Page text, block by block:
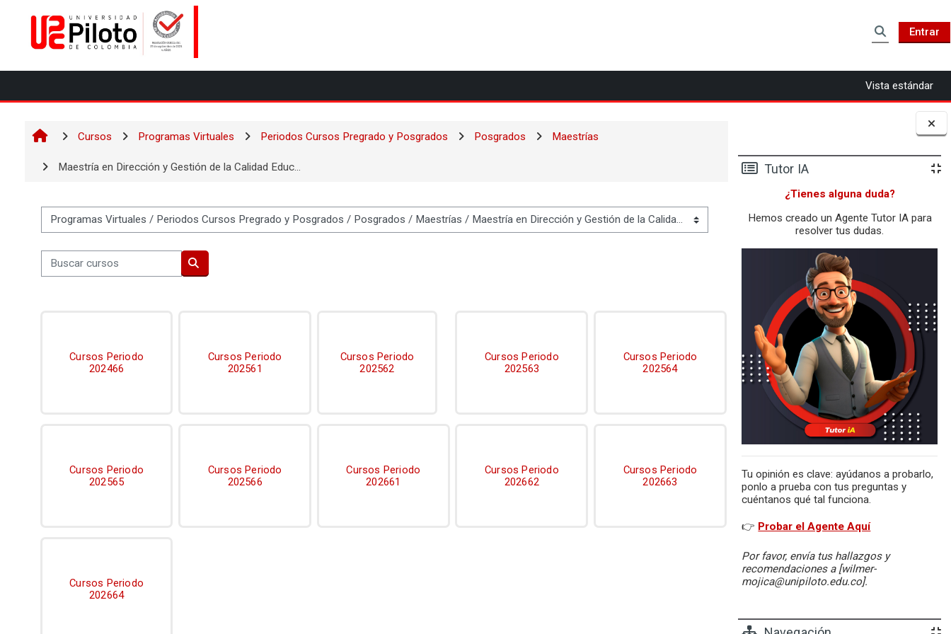
Bloques
Tutor IA
¿Tienes alguna duda?
Hemos creado un Agente Tutor IA para
resolver tus dudas.
Tu opinión es clave: ayúdanos a probarlo,
ponlo a prueba con tus preguntas y
cuéntanos qué tal funciona.
👉 Probar el Agente Aquí
Por favor, envía tus hallazgos y
recomendaciones a [wilmer-
mojica@unipiloto.edu.co].
Entrar
Vista estándar
Cursos Programas Virtuales Periodos Cursos Pregrado y Posgrados Posgrados Maestrías
Maestría en Dirección y Gestión de la Calidad Educ...
Categorías
Buscar cursos
Buscar cursos
Cursos Periodo
202466
Cursos Periodo
202561
Cursos Periodo
202562
Cursos Periodo
202563
Cursos Periodo
202564
Cursos Periodo
202565
Cursos Periodo
202566
Cursos Periodo
202661
Cursos Periodo
202662
Cursos Periodo
202663
Cursos Periodo
202664